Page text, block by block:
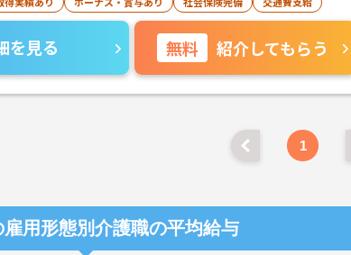
を見る 無料 紹介してもらう
1
雇用形態別介護職の平均給与